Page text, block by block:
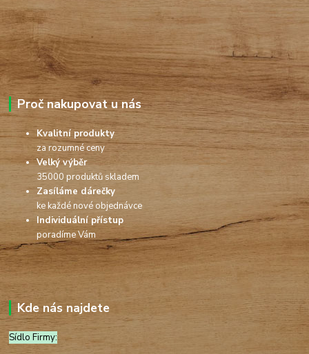
Proč nakupovat u nás
Kvalitní produkty
za rozumné ceny
Velký výběr
35000 produktů skladem
Zasíláme dárečky
ke každé nové objednávce
Individuální přístup
poradíme Vám
Kde nás najdete
Sídlo Firmy: